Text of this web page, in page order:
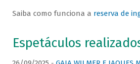
Saiba como funciona a reserva de
Espetáculos